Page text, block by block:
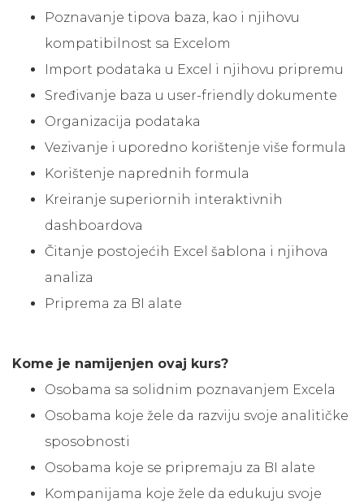
Poznavanje tipova baza, kao i njihovu
kompatibilnost sa Excelom
Import podataka u Excel i njihovu pripremu
Sređivanje baza u user-friendly dokumente
Organizacija podataka
Vezivanje i uporedno korištenje više formula
Korištenje naprednih formula
Kreiranje superiornih interaktivnih
dashboardova
Čitanje postojećih Excel šablona i njihova
analiza
Priprema za BI alate
Kome je namijenjen ovaj kurs?
Osobama sa solidnim poznavanjem Excela
Osobama koje žele da razviju svoje analitičke
sposobnosti
Osobama koje se pripremaju za BI alate
Kompanijama koje žele da edukuju svoje